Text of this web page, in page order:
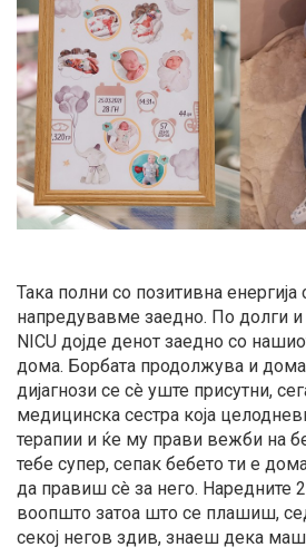
Така полни со позитивна енергија
напредувавме заедно. По долги
NICU дојде денот заедно со
дома. Борбата продолжува и дома
дијагнози се сè уште присутни,
медицинска сестра која
терапии и ќе му прави вежби на
тебе супер, сепак бебето ти е
да правиш сè за него. Наредните
воопшто затоа што се плашиш,
секој негов здив, знаеш дека